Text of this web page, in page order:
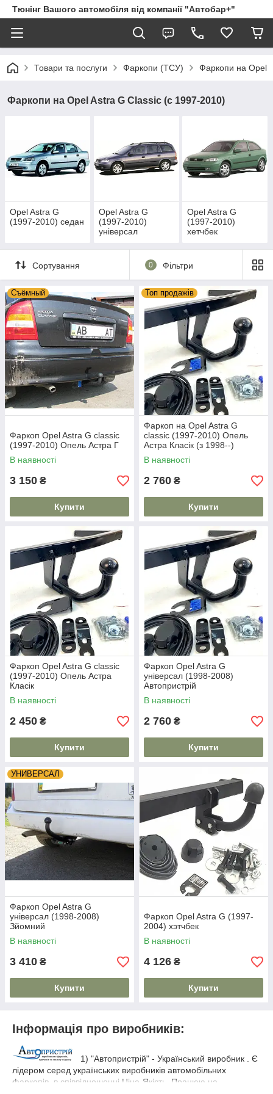
Тюнінг Вашого автомобіля від компанії "Автобар+"
Товари та послуги Фаркопи (ТСУ) Фаркопи на Opel
Фаркопи на Opel Astra G Classic (c 1997-2010)
Opel Astra G
(1997-2010) седан
Opel Astra G
(1997-2010)
універсал
Opel Astra G
(1997-2010)
хетчбек
Сортування 0 Фільтри
Съёмный
Фаркоп Opel Astra G classic
(1997-2010) Опель Астра Г
В наявності
3 150 ₴
Купити
Топ продажів
Фаркоп на Opel Astra G
classic (1997-2010) Опель
Астра Класік (з 1998--)
В наявності
2 760 ₴
Купити
Фаркоп Opel Astra G classic
(1997-2010) Опель Астра
Класік
В наявності
2 450 ₴
Купити
Фаркоп Opel Astra G
універсал (1998-2008)
Автопристрій
В наявності
2 760 ₴
Купити
УНИВЕРСАЛ
Фаркоп Opel Astra G
універсал (1998-2008)
Зйомний
В наявності
3 410 ₴
Купити
Фаркоп Opel Astra G (1997-
2004) хэтчбек
В наявності
4 126 ₴
Купити
Інформація про виробників:
1) "Автопристрій" - Український виробник . Є
лідером серед українських виробників автомобільних
фаркопів, в співвідношенні Ціна-Якість. Працюю на